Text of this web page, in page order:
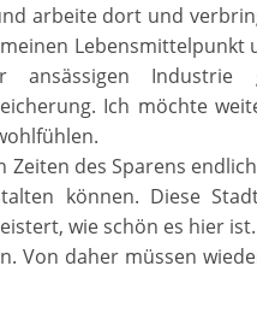
arbeite dort und
Lebensmittelpunkt
ansässigen
Ich möchte
des Sparens
können. Diese
wie schön es hier ist.
Von daher müssen